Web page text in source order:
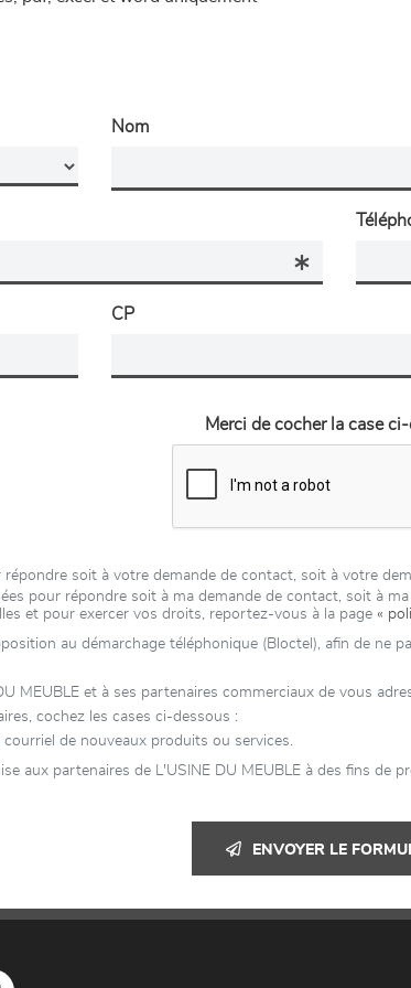
Nom
CP
Merci de cocher la case
répondre soit à votre demande de contact, soit à votre
pour répondre soit à ma demande de contact, soit à
et pour exercer vos droits, reportez-vous à la page «
au démarchage téléphonique (Bloctel), afin de ne
MEUBLE et à ses partenaires commerciaux de vous
cochez les cases ci-dessous :
courriel de nouveaux produits ou services.
aux partenaires de L'USINE DU MEUBLE à des fins de
ENVOYER LE